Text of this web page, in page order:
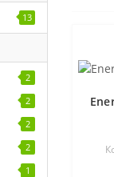
13
2
2
2
2
1